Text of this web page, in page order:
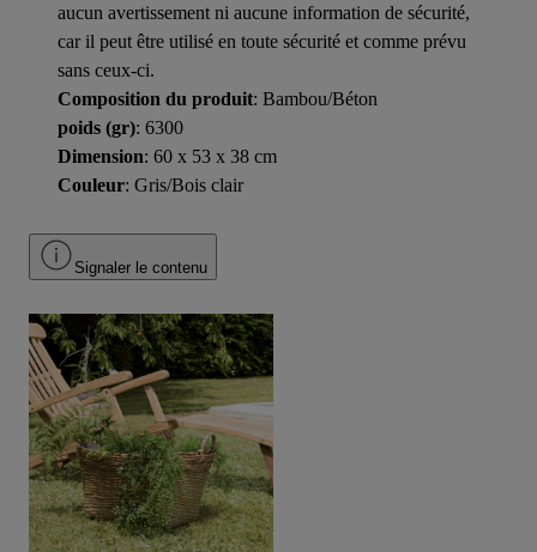
aucun avertissement ni aucune information de sécurité,
car il peut être utilisé en toute sécurité et comme prévu
sans ceux-ci.
Composition du produit: Bambou/Béton
poids (gr): 6300
Dimension: 60 x 53 x 38 cm
Couleur: Gris/Bois clair
Signaler le contenu